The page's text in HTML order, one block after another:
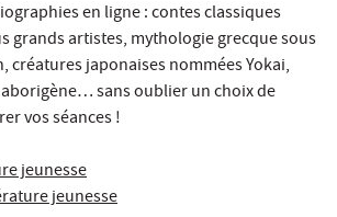
en ligne : contes classiques
grands artistes, mythologie grecque sous
créatures japonaises nommées Yokai,
sans oublier un choix de
vos séances !
jeunesse
jeunesse